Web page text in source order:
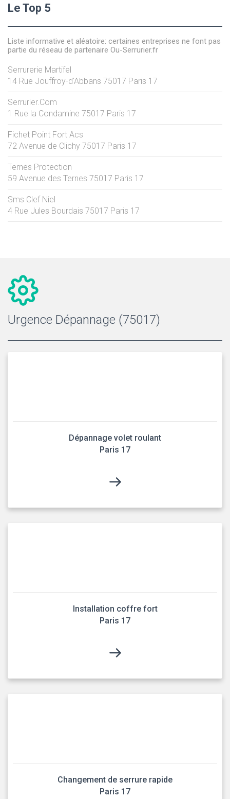
Le Top 5
Liste informative et aléatoire: certaines entreprises ne font pas
partie du réseau de partenaire Ou-Serrurier.fr
Serrurerie Martifel
14 Rue Jouffroy-d'Abbans 75017 Paris 17
Serrurier.Com
1 Rue la Condamine 75017 Paris 17
Fichet Point Fort Acs
72 Avenue de Clichy 75017 Paris 17
Ternes Protection
59 Avenue des Ternes 75017 Paris 17
Sms Clef Niel
4 Rue Jules Bourdais 75017 Paris 17
Urgence Dépannage (75017)
Dépannage volet roulant
Paris 17
Installation coffre fort
Paris 17
Changement de serrure rapide
Paris 17